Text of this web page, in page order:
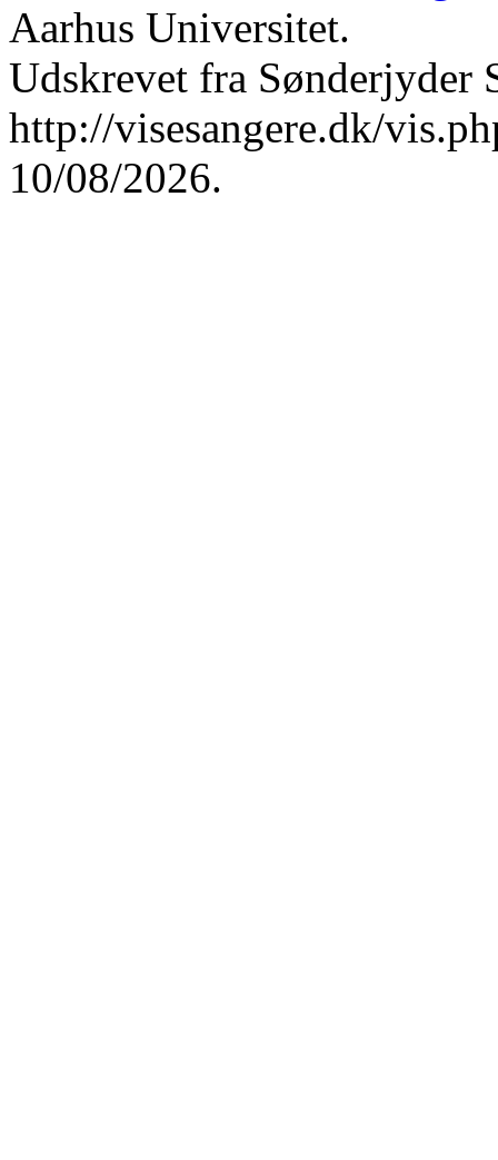
Aarhus Universitet.
Udskrevet fra Sønderjyder
http://visesangere.dk/
10/08/2026.